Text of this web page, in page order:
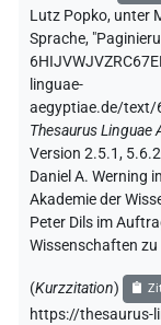
Lutz Popko, unter
Sprache,
linguae-
aegyptiae.de/text/
Thesaurus Linguae
Version 2.5.1,
Daniel A. Werning
Akademie der
Peter Dils im
Wissenschaften
(Kurzzitation)
https://thesaurus-